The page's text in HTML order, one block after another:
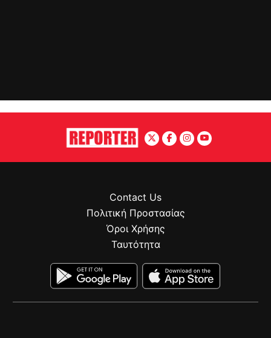
Contact Us
Πολιτική Προστασίας
Όροι Χρήσης
Ταυτότητα